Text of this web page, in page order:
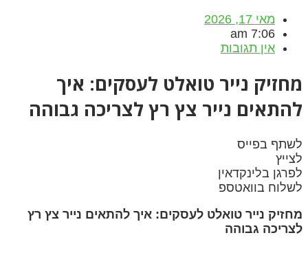
מאי 17, 2026
7:06 am
אין תגובות
מחזיק נייר טואלט לעסקים: איך
להתאים נייר צץ רץ לצריכה גבוהה
לשתף בפייס
לצייץ
לפרגן בלינקדאין
לשלוח בוואטספ
מחזיק נייר טואלט לעסקים: איך להתאים נייר צץ רץ
לצריכה גבוהה